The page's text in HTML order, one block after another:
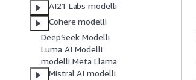
AI21 Labs modelli
Cohere modelli
DeepSeek Modelli
Luma AI Modelli
modelli Meta Llama
Mistral AI modelli